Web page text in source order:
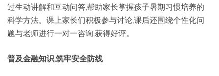
过生动讲解和互动问答,帮助家长掌握孩子暑期习惯培养的
科学方法。课上家长们积极参与讨论,课后还围绕个性化问
题与老师进行一对一咨询,获得好评。
普及金融知识,筑牢安全防线